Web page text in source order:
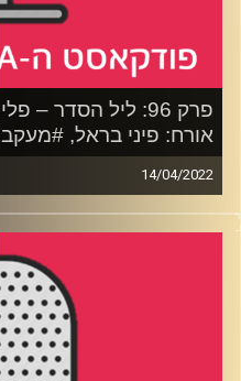
אורח: פיני בראל,
14/04/2022
פודקאסט האן.בי.איי עם ערן
דוידוביץ' ועידן לוצקי.
אורח: פיני בראל, #מעקבדיה
קושיה 3: לאן הולכות